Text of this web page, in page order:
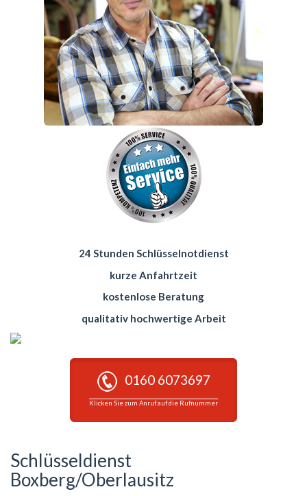
24 Stunden Schlüsselnotdienst
kurze Anfahrtzeit
kostenlose Beratung
qualitativ hochwertige Arbeit
0160 6073697
Klicken Sie zum Anruf auf die Rufnummer
Schlüsseldienst
Boxberg/Oberlausitz